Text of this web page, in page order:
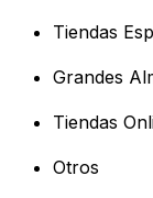
Tiendas
Grandes
Tiendas
Otros